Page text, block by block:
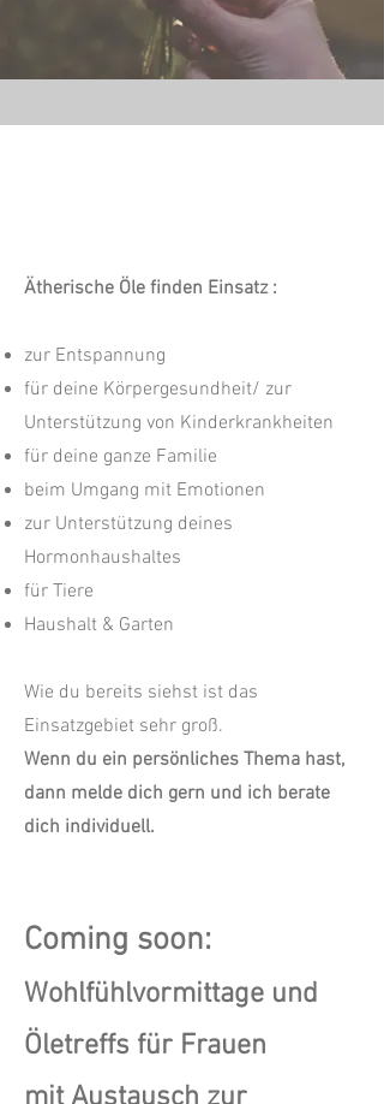
Ätherische Öle finden Einsatz :
zur Entspannung
für deine Körpergesundheit/ zur
Unterstützung von Kinderkrankheiten
für deine ganze Familie
beim Umgang mit Emotionen
zur Unterstützung deines
Hormonhaushaltes
für Tiere
Haushalt & Garten
Wie du bereits siehst ist das
Einsatzgebiet sehr groß.
Wenn du ein persönliches Thema hast,
dann melde dich gern und ich berate
dich individuell.
Coming soon:
Wohlfühlvormittage und
Öletreffs für Frauen